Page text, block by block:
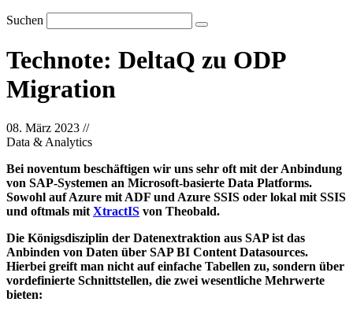
Suchen
Technote: DeltaQ zu ODP
Migration
08. März 2023 //
Data & Analytics
Bei noventum beschäftigen wir uns sehr oft mit der Anbindung
von SAP-Systemen an Microsoft-basierte Data Platforms.
Sowohl auf Azure mit ADF und Azure SSIS oder lokal mit SSIS
und oftmals mit XtractIS von Theobald.
Die Königsdisziplin der Datenextraktion aus SAP ist das
Anbinden von Daten über SAP BI Content Datasources.
Hierbei greift man nicht auf einfache Tabellen zu, sondern über
vordefinierte Schnittstellen, die zwei wesentliche Mehrwerte
bieten: